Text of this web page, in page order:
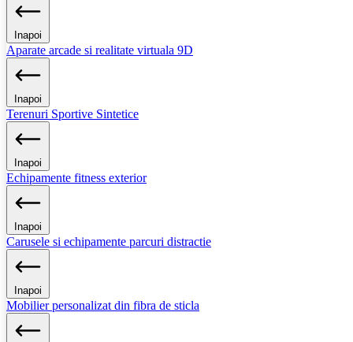
Inapoi
Aparate arcade si realitate virtuala 9D
Inapoi
Terenuri Sportive Sintetice
Inapoi
Echipamente fitness exterior
Inapoi
Carusele si echipamente parcuri distractie
Inapoi
Mobilier personalizat din fibra de sticla